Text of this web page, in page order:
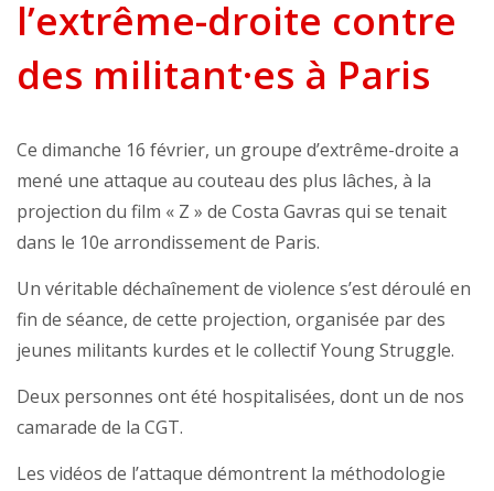
l’extrême-droite contre
des militant·es à Paris
Ce dimanche 16 février, un groupe d’extrême-droite a
mené une attaque au couteau des plus lâches, à la
projection du film « Z » de Costa Gavras qui se tenait
dans le 10e arrondissement de Paris.
Un véritable déchaînement de violence s’est déroulé en
fin de séance, de cette projection, organisée par des
jeunes militants kurdes et le collectif Young Struggle.
Deux personnes ont été hospitalisées, dont un de nos
camarade de la CGT.
Les vidéos de l’attaque démontrent la méthodologie